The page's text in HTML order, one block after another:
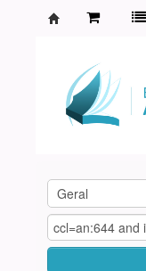
Agamenon
Magalhães